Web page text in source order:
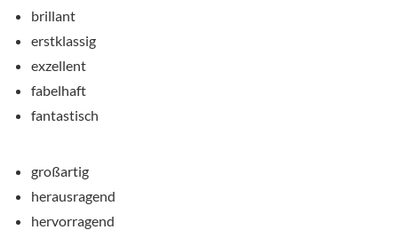
brillant
erstklassig
exzellent
fabelhaft
fantastisch
großartig
herausragend
hervorragend